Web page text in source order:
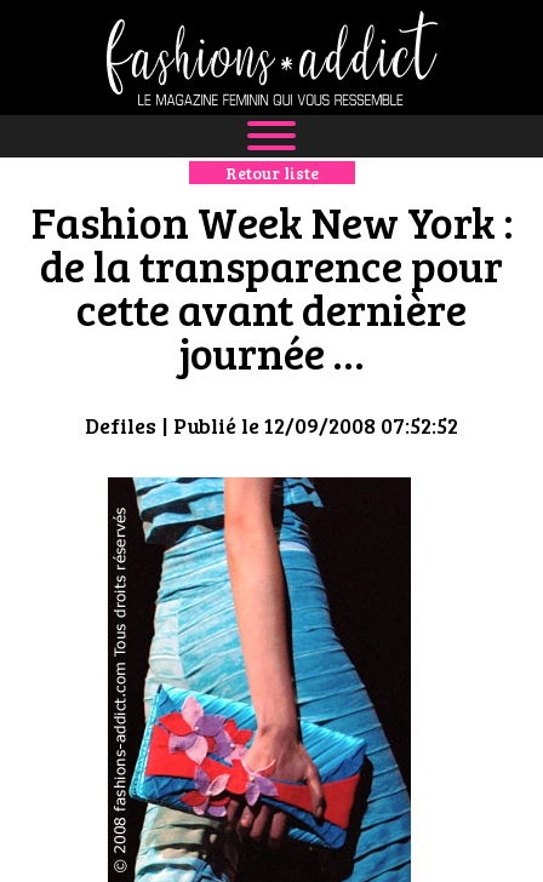
NEWS
MODE
LUXE
DÉFILÉS
BOUTIQUE
CULTURE
HIGH TECH
MAISON
AUTO
LIEUX TENDANCES
BEAUTÉ
MODE DE RUE
Retour liste
Fashion Week New York :
de la transparence pour
cette avant dernière
journée …
Defiles | Publié le 12/09/2008 07:52:52